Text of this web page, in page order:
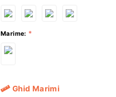
Marime:
Ghid Marimi